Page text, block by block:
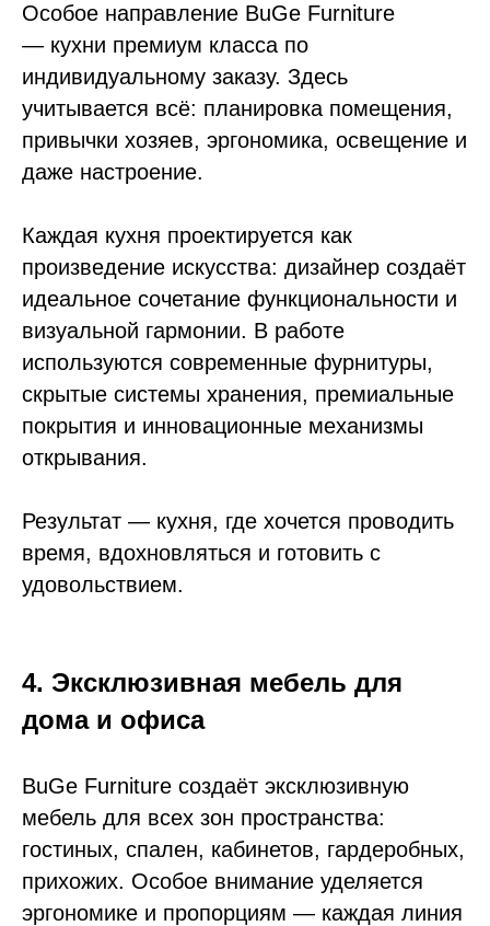
Особое направление BuGe Furniture
— кухни премиум класса по
индивидуальному заказу. Здесь
учитывается всё: планировка помещения,
привычки хозяев, эргономика, освещение и
даже настроение.
Каждая кухня проектируется как
произведение искусства: дизайнер создаёт
идеальное сочетание функциональности и
визуальной гармонии. В работе
используются современные фурнитуры,
скрытые системы хранения, премиальные
покрытия и инновационные механизмы
открывания.
Результат — кухня, где хочется проводить
время, вдохновляться и готовить с
удовольствием.
4. Эксклюзивная мебель для
дома и офиса
BuGe Furniture создаёт эксклюзивную
мебель для всех зон пространства:
гостиных, спален, кабинетов, гардеробных,
прихожих. Особое внимание уделяется
эргономике и пропорциям — каждая линия